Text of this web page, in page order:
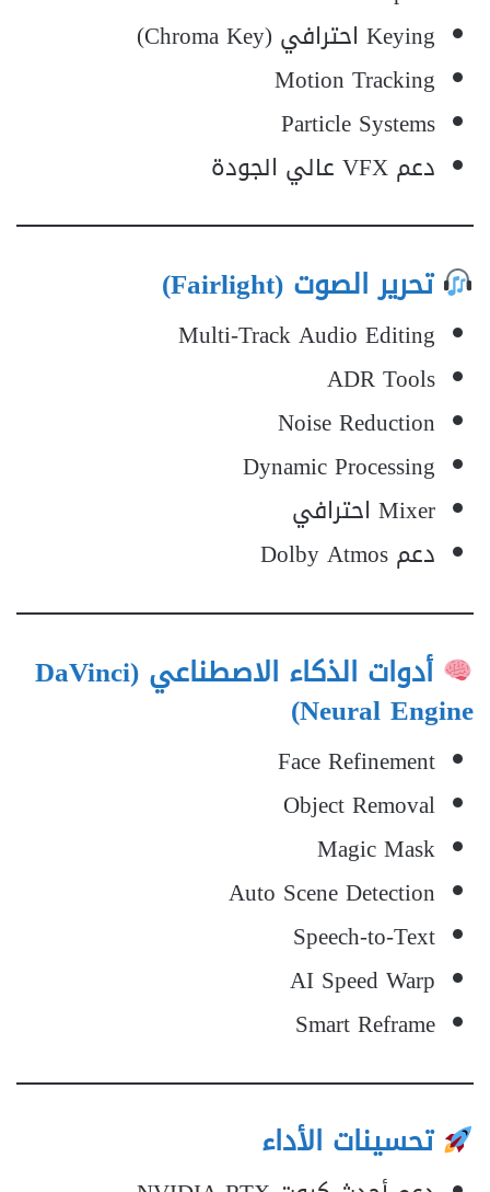
Keying احترافي (Chroma Key)
Motion Tracking
Particle Systems
دعم VFX عالي الجودة
تحرير الصوت (Fairlight)
Multi-Track Audio Editing
ADR Tools
Noise Reduction
Dynamic Processing
Mixer احترافي
دعم Dolby Atmos
أدوات الذكاء الاصطناعي (DaVinci
Neural Engine)
Face Refinement
Object Removal
Magic Mask
Auto Scene Detection
Speech-to-Text
AI Speed Warp
Smart Reframe
تحسينات الأداء